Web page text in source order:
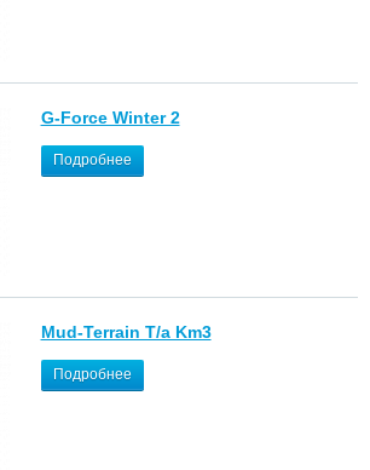
G-Force Winter 2
Подробнее
Mud-Terrain T/a Km3
Подробнее